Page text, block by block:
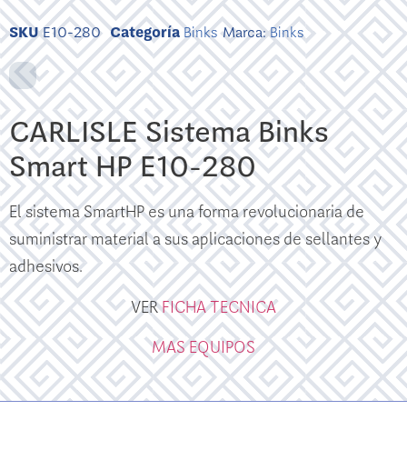
SKUE10-280 CategoríaBinks Marca:Binks
CARLISLE Sistema Binks
Smart HP E10-280
El sistema SmartHP es una forma revolucionaria de
suministrar material a sus aplicaciones de sellantes y
adhesivos.
VERFICHA TECNICA
MAS EQUIPOS